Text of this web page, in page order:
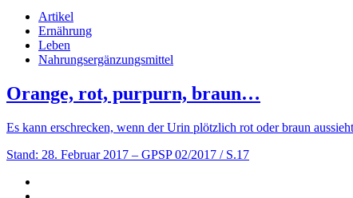
Artikel
Ernährung
Leben
Nahrungsergänzungsmittel
Orange, rot, purpurn, braun…
Es kann erschrecken, wenn der Urin plötzlich rot oder braun
Stand: 28. Februar 2017 – GPSP 02/2017 / S.17